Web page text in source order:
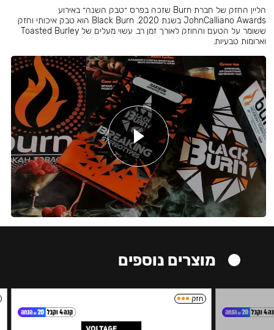
הליין החזק של חברת Burn שזכה בפרס ״טבק השנה״ באירוע
JohnCalliano Awards בשנת 2020. Black Burn הוא טבק איכותי וחזק
ששומר על הטעם והחוזק לאורך זמן רב. עשוי מעלים של Toasted Burley
וארומות טבעיות.
מוצרים נוספים
חזק